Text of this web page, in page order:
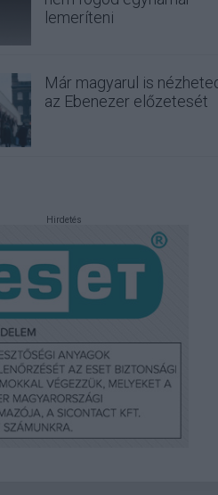
lemeríteni
Már magyarul is
az Ebenezer előzetesét
Hirdetés